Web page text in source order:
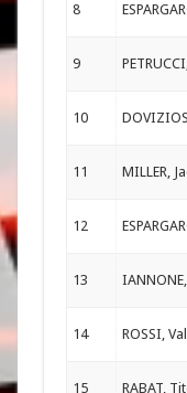
8
9
10
11 MILLER,
12
13
14 ROSSI,
15 RABAT,